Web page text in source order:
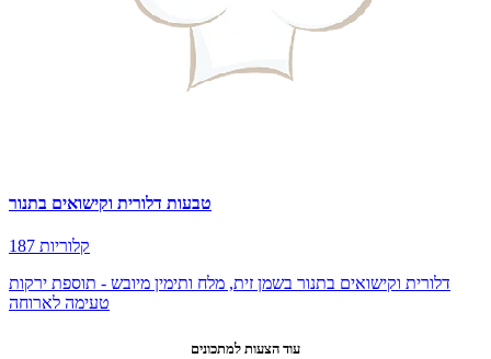
טבעות דלורית וקישואים בתנור
187 קלוריות
דלורית וקישואים בתנור בשמן זית, מלח ותימין מיובש - תוספת ירקות
טעימה לארוחה
עוד הצעות למתכונים